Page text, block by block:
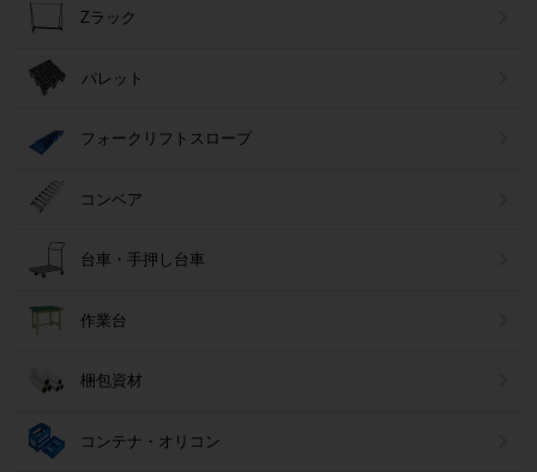
Zラック
パレット
フォークリフトスロープ
コンベア
台車・手押し台車
作業台
梱包資材
コンテナ・オリコン